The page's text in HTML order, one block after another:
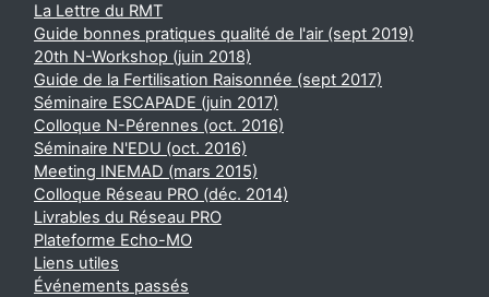
La Lettre du RMT
Guide bonnes pratiques qualité de l'air (sept 2019)
20th N-Workshop (juin 2018)
Guide de la Fertilisation Raisonnée (sept 2017)
Séminaire ESCAPADE (juin 2017)
Colloque N-Pérennes (oct. 2016)
Séminaire N'EDU (oct. 2016)
Meeting INEMAD (mars 2015)
Colloque Réseau PRO (déc. 2014)
Livrables du Réseau PRO
Plateforme Echo-MO
Liens utiles
Événements passés